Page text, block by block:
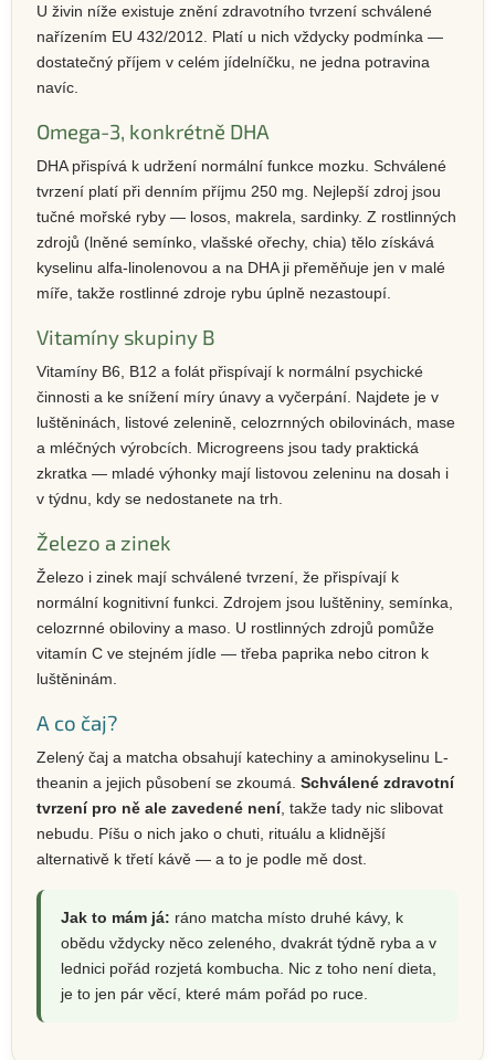
U živin níže existuje znění zdravotního tvrzení schválené
nařízením EU 432/2012. Platí u nich vždycky podmínka —
dostatečný příjem v celém jídelníčku, ne jedna potravina
navíc.
Omega-3, konkrétně DHA
DHA přispívá k udržení normální funkce mozku. Schválené
tvrzení platí při denním příjmu 250 mg. Nejlepší zdroj jsou
tučné mořské ryby — losos, makrela, sardinky. Z rostlinných
zdrojů (lněné semínko, vlašské ořechy, chia) tělo získává
kyselinu alfa-linolenovou a na DHA ji přeměňuje jen v malé
míře, takže rostlinné zdroje rybu úplně nezastoupí.
Vitamíny skupiny B
Vitamíny B6, B12 a folát přispívají k normální psychické
činnosti a ke snížení míry únavy a vyčerpání. Najdete je v
luštěninách, listové zelenině, celozrnných obilovinách, mase
a mléčných výrobcích. Microgreens jsou tady praktická
zkratka — mladé výhonky mají listovou zeleninu na dosah i
v týdnu, kdy se nedostanete na trh.
Železo a zinek
Železo i zinek mají schválené tvrzení, že přispívají k
normální kognitivní funkci. Zdrojem jsou luštěniny, semínka,
celozrnné obiloviny a maso. U rostlinných zdrojů pomůže
vitamín C ve stejném jídle — třeba paprika nebo citron k
luštěninám.
A co čaj?
Zelený čaj a matcha obsahují katechiny a aminokyselinu L-
theanin a jejich působení se zkoumá. Schválené zdravotní
tvrzení pro ně ale zavedené není, takže tady nic slibovat
nebudu. Píšu o nich jako o chuti, rituálu a klidnější
alternativě k třetí kávě — a to je podle mě dost.
Jak to mám já: ráno matcha místo druhé kávy, k
obědu vždycky něco zeleného, dvakrát týdně ryba a v
lednici pořád rozjetá kombucha. Nic z toho není dieta,
je to jen pár věcí, které mám pořád po ruce.